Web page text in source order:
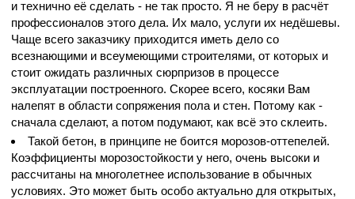
и технично её сделать - не так просто. Я не беру в расчёт
профессионалов этого дела. Их мало, услуги их недёшевы.
Чаще всего заказчику приходится иметь дело со
всезнающими и всеумеющими строителями, от которых и
стоит ожидать различных сюрпризов в процессе
эксплуатации построенного. Скорее всего, косяки Вам
налепят в области сопряжения пола и стен. Потому как -
сначала сделают, а потом подумают, как всё это склеить.
Такой бетон, в принципе не боится морозов-оттепелей.
Коэффициенты морозостойкости у него, очень высоки и
рассчитаны на многолетнее использование в обычных
условиях. Это может быть особо актуально для открытых,